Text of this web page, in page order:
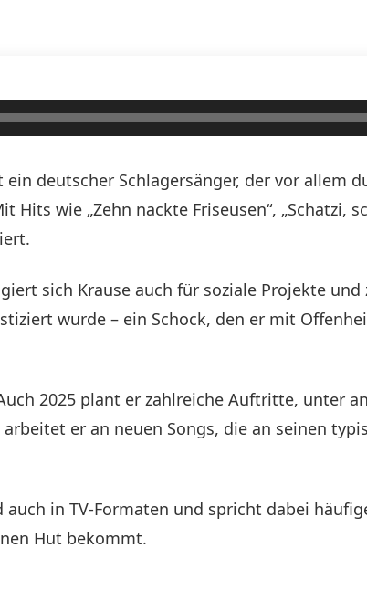
deutscher Schlagersänger, der vor allem
wie „Zehn nackte Friseusen“, „Schatzi,
sich Krause auch für soziale Projekte
wurde – ein Schock, den er mit
2025 plant er zahlreiche Auftritte, unter
er an neuen Songs, die an seinen
in TV-Formaten und spricht dabei
Hut bekommt.